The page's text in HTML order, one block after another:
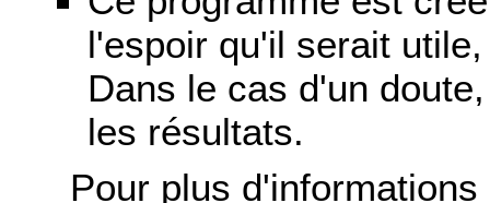
l'espoir qu'il serait
Dans le cas d'un
les résultats.
Pour plus